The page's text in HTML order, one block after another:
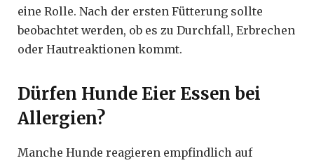
eine Rolle. Nach der ersten Fütterung sollte
beobachtet werden, ob es zu Durchfall, Erbrechen
oder Hautreaktionen kommt.
Dürfen Hunde Eier Essen bei
Allergien?
Manche Hunde reagieren empfindlich auf